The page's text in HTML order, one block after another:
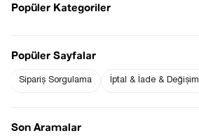
the price goes
down
Popüler Kategoriler
Popüler Sayfalar
Sipariş Sorgulama İptal & İade & Değişim
Son Aramalar